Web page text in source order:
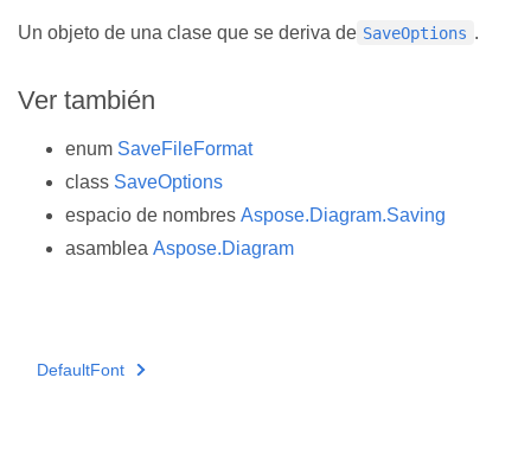
Un objeto de una clase que se deriva de SaveOptions .
Ver también
enum SaveFileFormat
class SaveOptions
espacio de nombres Aspose.Diagram.Saving
asamblea Aspose.Diagram
DefaultFont